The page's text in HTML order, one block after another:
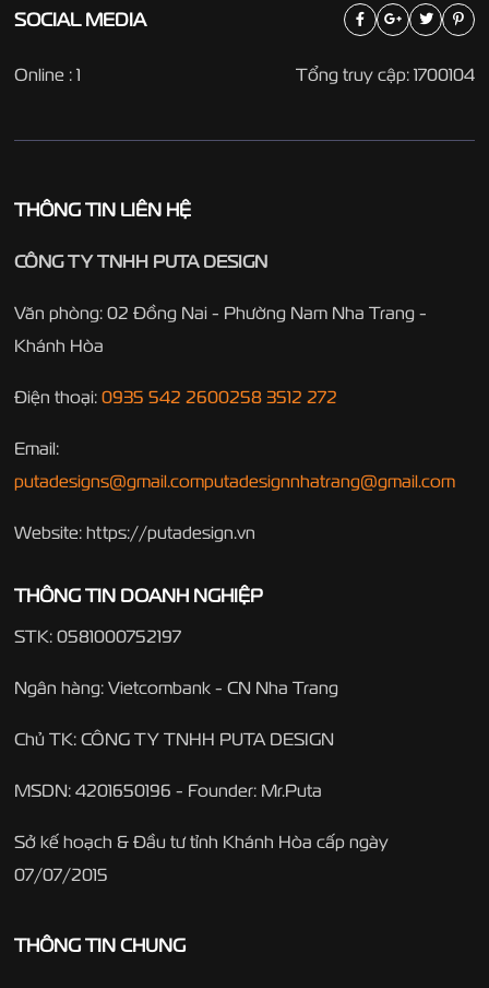
SOCIALMEDIA
Tổng truy cập: 1700104
Online : 1
THÔNG TIN LIÊN HỆ
CÔNG TY TNHH PUTA DESIGN
Văn phòng: 02 Đồng Nai - Phường Nam Nha Trang -
Khánh Hòa
Điện thoại: 0935 542 2600258 3512 272
Email:
putadesigns@gmail.computadesignnhatrang@gmail.com
Website: https://putadesign.vn
THÔNG TIN DOANH NGHIỆP
STK: 0581000752197
Ngân hàng: Vietcombank - CN Nha Trang
Chủ TK: CÔNG TY TNHH PUTA DESIGN
MSDN: 4201650196 - Founder: Mr.Puta
Sở kế hoạch & Đầu tư tỉnh Khánh Hòa cấp ngày
07/07/2015
THÔNG TIN CHUNG